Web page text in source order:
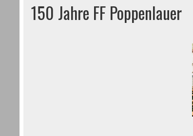
150 Jahre FF Poppenlauer